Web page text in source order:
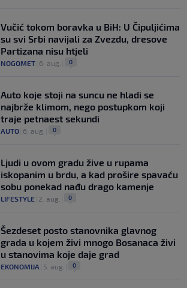
Vučić tokom boravka u BiH: U Čipuljićima
su svi Srbi navijali za Zvezdu, dresove
Partizana nisu htjeli
NOGOMET 6. aug. 0
Auto koje stoji na suncu ne hladi se
najbrže klimom, nego postupkom koji
traje petnaest sekundi
AUTO 6. aug. 0
Ljudi u ovom gradu žive u rupama
iskopanim u brdu, a kad prošire spavaću
sobu ponekad nađu drago kamenje
LIFESTYLE 2. aug. 0
Šezdeset posto stanovnika glavnog
grada u kojem živi mnogo Bosanaca živi
u stanovima koje daje grad
EKONOMIJA 5. aug. 0